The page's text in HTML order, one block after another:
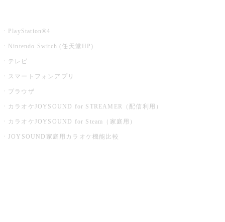
PlayStation®4
Nintendo Switch (任天堂HP)
テレビ
スマートフォンアプリ
ブラウザ
カラオケJOYSOUND for STREAMER（配信利用）
カラオケJOYSOUND for Steam（家庭用）
JOYSOUND家庭用カラオケ機能比較